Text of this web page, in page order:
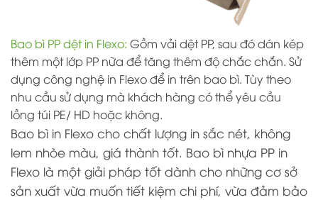
Bao bì PP dệt in Flexo: Gồm vải dệt PP, sau đó dán kép
thêm một lớp PP nữa để tăng thêm độ chắc chắn. Sử
dụng công nghệ in Flexo để in trên bao bì. Tùy theo
nhu cầu sử dụng mà khách hàng có thể yêu cầu
lồng túi PE/ HD hoặc không.
Bao bì in Flexo cho chất lượng in sắc nét, không
lem nhòe màu, giá thành tốt. Bao bì nhựa PP in
Flexo là một giải pháp tốt dành cho những cơ sở
sản xuất vừa muốn tiết kiệm chi phí, vừa đảm bảo